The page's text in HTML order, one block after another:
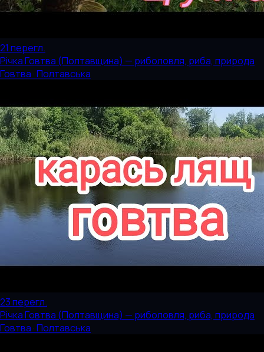
21 перегл.
Річка Говтва (Полтавщина) — риболовля, риба, природа
Говтва · Полтавська
23перегл.
Річка Говтва (Полтавщина) — риболовля, риба, природа
Говтва · Полтавська